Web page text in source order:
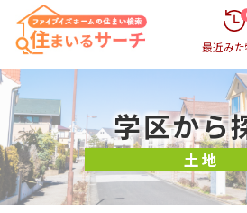
最近み
学区から
土地